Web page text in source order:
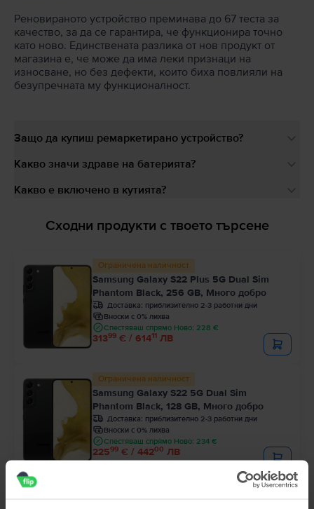
Реновираното устройство преминава до 67 теста за
качество, за да се гарантира, че функционира точно
като ново. Единствената разлика от нов продукт от
магазина е, че може да има леки признаци на
износване, но без дефекти, които биха повлияли на
безупречната му функционалност.
Защо да купиш ремаркетирано устройство?
Какво значи здраве на батерията?
Какво е включено в кутията?
Сходни продукти с твоето търсене
Ограничена наличност
Samsung Galaxy S22 Plus 5G Dual Sim
Phantom Black, 256 GB, Много добро
Доставка: приблизително 2-3 работни дни
Вноски с 0% лихва
Спестяваш спрямо Ново: 228 €
31399 € / 61411 ЛВ
Ограничена наличност
Samsung Galaxy S22 5G Dual Sim
Phantom Black, 128 GB, Много добро
Доставка: приблизително 2-3 работни дни
Вноски с 0% лихва
Спестяваш спрямо Ново: 234 €
22599 € / 44200 ЛВ